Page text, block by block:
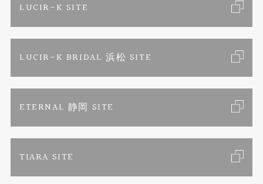
オーダーメイド専用サイト
SORA
エタニティリング
婚約ネックレス
プロポーズ相談室
お客様の声
プライバシーポリシー
LUCIR-K SITE
LUCIR-K BRIDAL 浜松 SITE
ETERNAL 静岡 SITE
TIARA SITE